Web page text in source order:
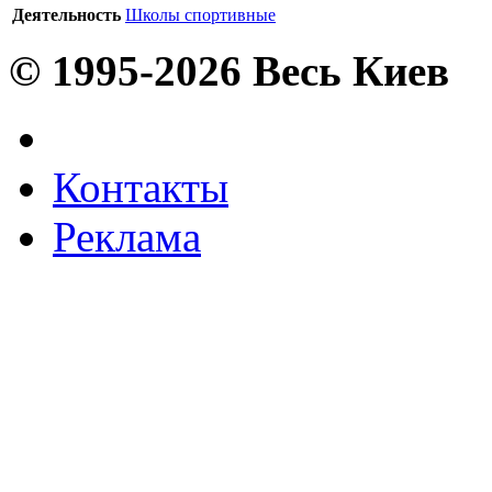
Деятельность Школы спортивные
© 1995-2026 Весь Киев
Контакты
Реклама